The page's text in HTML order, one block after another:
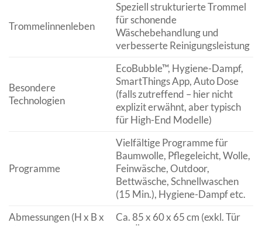
Trommelinnenleben
Speziell strukturierte Trommel
für schonende
Wäschebehandlung und
verbesserte Reinigungsleistung
Besondere
Technologien
EcoBubble™, Hygiene-Dampf,
SmartThings App, Auto Dose
(falls zutreffend – hier nicht
explizit erwähnt, aber typisch
für High-End Modelle)
Programme
Vielfältige Programme für
Baumwolle, Pflegeleicht, Wolle,
Feinwäsche, Outdoor,
Bettwäsche, Schnellwaschen
(15 Min.), Hygiene-Dampf etc.
Abmessungen (H x B x
Ca. 85 x 60 x 65 cm (exkl. Tür